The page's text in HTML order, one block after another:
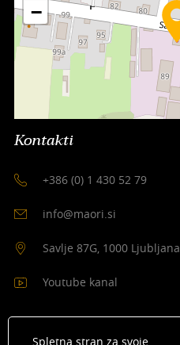
−
Kontakti
+386 (0) 1 430 52 79
info@maori.si
Savlje 87G, 1000 Ljubljana
Youtube kanal
Spletna stran za svoje